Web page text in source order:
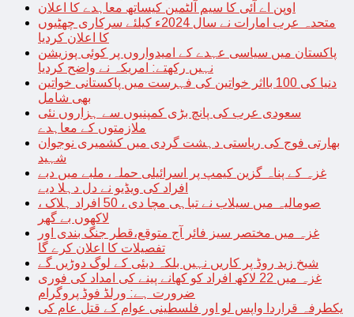
اوپن اے آئی کا سیم آلٹمین کیساتھ معاہدے کا اعلان
متحدہ عرب امارات نے سال 2024ء کیلئے سرکاری چھٹیوں
کا اعلان کردیا
پاکستان میں سیاسی عہدے کے امیدواروں پر کوئی پوزیشن
نہیں رکھتے: امریکہ نے واضح کردیا
دنیا کی 100 بااثر خواتین کی فہرست میں پاکستانی خواتین
بھی شامل
سعودی عرب کی پانچ بڑی کمپنیوں سے ہزاروں نئی
ملازمتوں کے معاہدے
بھارتی فوج کی ریاستی دہشت گردی میں کشمیری نوجوان
شہید
غزہ کے پناہ گزین کیمپ پر اسرائیلی حملہ، ملبے میں دبے
افراد کی ویڈیو نے دل دہلا دیے
صومالیہ میں سیلاب نے تباہی مچا دی ، 50 افراد ہلاک ،
لاکھوں بے گھر
غزہ میں مختصر سیز فائر آج متوقع،قطر جنگ بندی اور
تفصیلات کا اعلان کرے گا
شیخ زید روڈ پر کاریں نہیں بلکہ دبئی کے لوگ دوڑیں گے
غزہ میں 22 لاکھ افراد کو کھانے پینے کی امداد کی فوری
ضرورت ہے: ورلڈ فوڈ پروگرام
یکطرفہ قراردا واپس لو اور فلسطینی عوام کے قتل عام کی